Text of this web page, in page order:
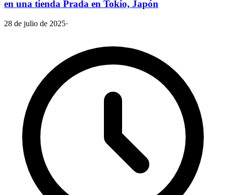
en una tienda Prada en Tokio, Japón
28 de julio de 2025·